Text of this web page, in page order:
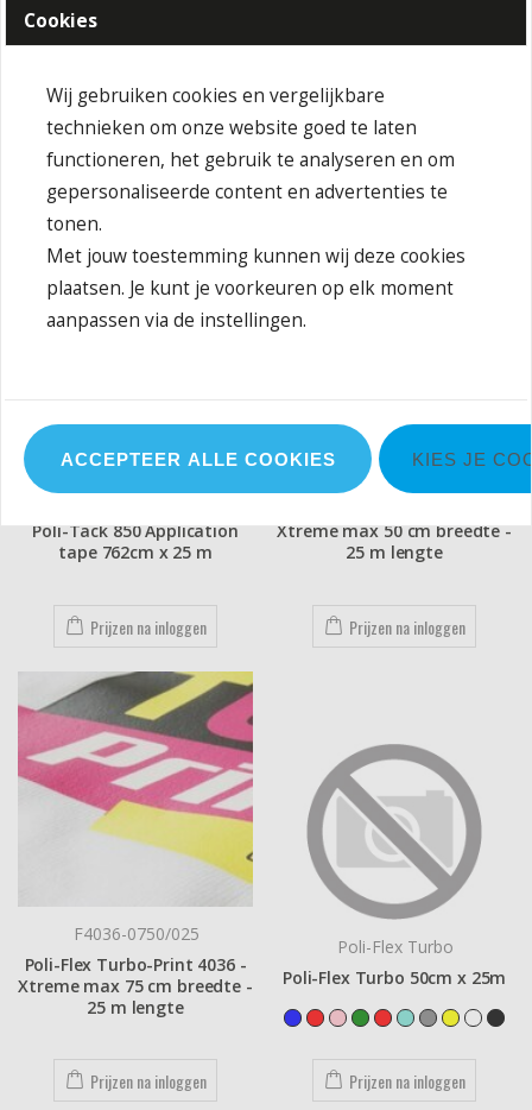
Poli-Tape Poli-Cut 6000
Matt or Gloss - per lopende
Prijzen na inloggen
Poli-Cut 6000 Gloss wide 610
Prijzen na inloggen
T0850-0762/025
Poli-Tack 850 Application
tape 762cm x 25 m
Prijzen na inloggen
F4036-0500/025
Xtreme max 50 cm breedte -
25 m lengte
Prijzen na inloggen
F4036-0750/025
Poli-Flex Turbo-Print 4036 -
Xtreme max 75 cm breedte -
25 m lengte
Prijzen na inloggen
Poli-Flex Turbo
Poli-Flex Turbo 50cm x 25m
Prijzen na inloggen
Cookies
Wij gebruiken cookies en vergelijkbare
technieken om onze website goed te laten
functioneren, het gebruik te analyseren en om
gepersonaliseerde content en advertenties te
tonen.
Met jouw toestemming kunnen wij deze cookies
plaatsen. Je kunt je voorkeuren op elk moment
aanpassen via de instellingen.
ACCEPTEER ALLE COOKIES KIES JE